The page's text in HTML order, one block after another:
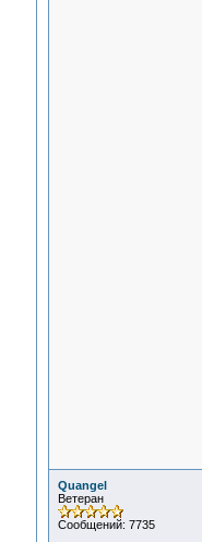
Quangel
Ветеран
Сообщений: 7735